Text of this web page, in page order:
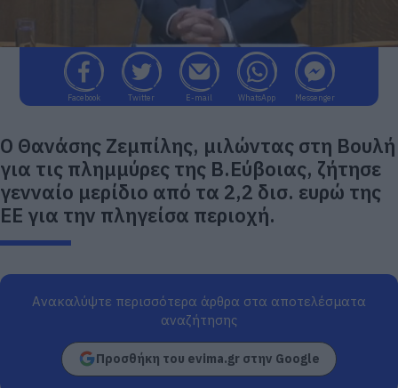
Facebook Twitter E-mail WhatsApp Messenger
Ο Θανάσης Ζεμπίλης, μιλώντας στη Βουλή
για τις πλημμύρες της Β.Εύβοιας, ζήτησε
γενναίο μερίδιο από τα 2,2 δισ. ευρώ της
ΕΕ για την πληγείσα περιοχή.
Ανακαλύψτε περισσότερα άρθρα στα αποτελέσματα
αναζήτησης
Προσθήκη του evima.gr στην Google